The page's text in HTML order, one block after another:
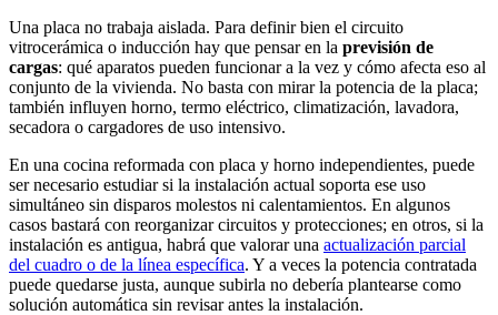
Una placa no trabaja aislada. Para definir bien el circuito
vitrocerámica o inducción hay que pensar en la previsión de
cargas: qué aparatos pueden funcionar a la vez y cómo afecta eso al
conjunto de la vivienda. No basta con mirar la potencia de la placa;
también influyen horno, termo eléctrico, climatización, lavadora,
secadora o cargadores de uso intensivo.
En una cocina reformada con placa y horno independientes, puede
ser necesario estudiar si la instalación actual soporta ese uso
simultáneo sin disparos molestos ni calentamientos. En algunos
casos bastará con reorganizar circuitos y protecciones; en otros, si la
instalación es antigua, habrá que valorar una actualización parcial
del cuadro o de la línea específica. Y a veces la potencia contratada
puede quedarse justa, aunque subirla no debería plantearse como
solución automática sin revisar antes la instalación.